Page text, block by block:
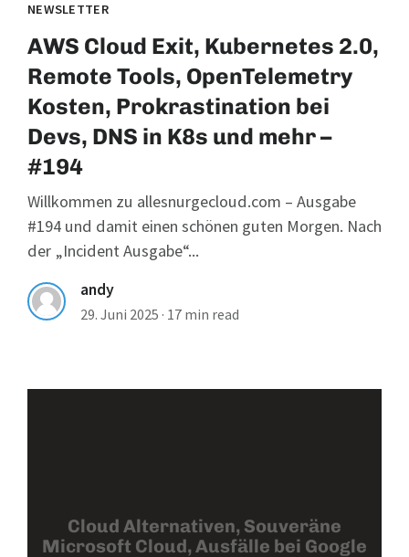
NEWSLETTER
AWS Cloud Exit, Kubernetes 2.0,
Remote Tools, OpenTelemetry
Kosten, Prokrastination bei
Devs, DNS in K8s und mehr –
#194
Willkommen zu allesnurgecloud.com – Ausgabe
#194 und damit einen schönen guten Morgen. Nach
der „Incident Ausgabe“...
andy
29. Juni 2025 · 17 min read
Cloud Alternativen, Souveräne
Microsoft Cloud, Ausfälle bei Google